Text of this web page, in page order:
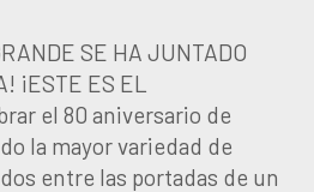
SE HA JUNTADO
¡ESTE ES EL
el 80 aniversario de
la mayor variedad de
entre las portadas de un